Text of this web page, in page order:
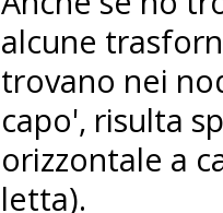
alcune
trovano nei
capo', risulta
orizzontale a
letta).